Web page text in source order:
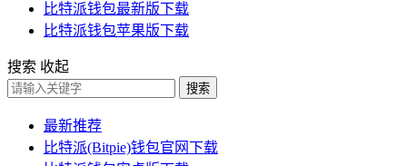
比特派钱包最新版下载
比特派钱包苹果版下载
搜索 收起
搜索
最新推荐
比特派(Bitpie)钱包官网下载